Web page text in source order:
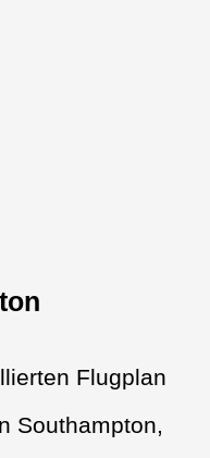
Flugplan
Southampton,